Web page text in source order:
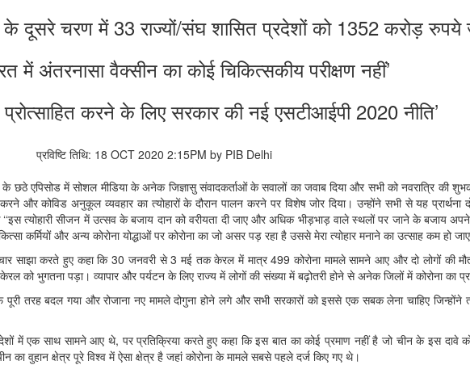
दूसरे चरण में 33 राज्‍यों/संघ शासित प्रदेशों को 1352 करोड़ रुपये
में अंतरनासा वैक्‍सीन का कोई चिकित्‍सकीय परीक्षण नहीं’
प्रोत्‍साहित करने के लिए सरकार की नई एसटीआईपी 2020 नीति’
प्रविष्टि तिथि: 18 OCT 2020 2:15PM by PIB Delhi
छठे एपिसोड में सोशल मीडिया के अनेक जिज्ञासु संवादकर्ताओं के सवालों का जवाब दिया और सभी को नवरात्रि की
कोविड अनुकूल व्‍यवहार का त्‍योहारों के दौरान पालन करने पर विशेष जोर दिया। उन्‍होंने सभी से यह प्रार्थना
त्‍योहारी सीजन में उत्‍सव के बजाय दान को वरीयता दी जाए और अधिक भीड़भाड़ वाले स्‍थलों पर जाने के बजाय
कर्मियों और अन्‍य कोरोना योद्धाओं पर कोरोना का जो असर पड़ रहा है उससे मेरा त्‍योहार मनाने का उत्‍साह कम हो
साझा करते हुए कहा कि 30 जनवरी से 3 मई तक केरल में मात्र 499 कोरोना मामले सामने आए और दो लोगों की
केरल को भुगतना पड़ा। व्‍यापार और पर्यटन के लिए राज्‍य में लोगों की संख्‍या में बढ़ोतरी होने से अनेक जिलों में कोरोना का
पूरी तरह बदल गया और रोजाना नए मामले दोगुना होने लगे और सभी सरकारों को इससे एक सबक लेना चाहिए जिन्‍होंने
में एक साथ सामने आए थे, पर प्रतिक्रिया करते हुए कहा कि इस बात का कोई प्रमाण नहीं है जो चीन के इस दावे
वुहान क्षेत्र पूरे विश्‍व में ऐसा क्षेत्र है जहां कोरोना के मामले सबसे पहले दर्ज किए गए थे।